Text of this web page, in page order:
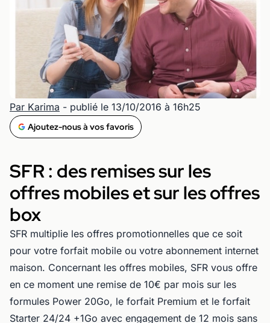
Par Karima - publié le 13/10/2016 à 16h25
Ajoutez-nous à vos favoris
SFR : des remises sur les
offres mobiles et sur les offres
box
SFR multiplie les offres promotionnelles que ce soit
pour votre forfait mobile ou votre abonnement internet
maison. Concernant les offres mobiles, SFR vous offre
en ce moment une remise de 10€ par mois sur les
formules Power 20Go, le forfait Premium et le forfait
Starter 24/24 +1Go avec engagement de 12 mois sans